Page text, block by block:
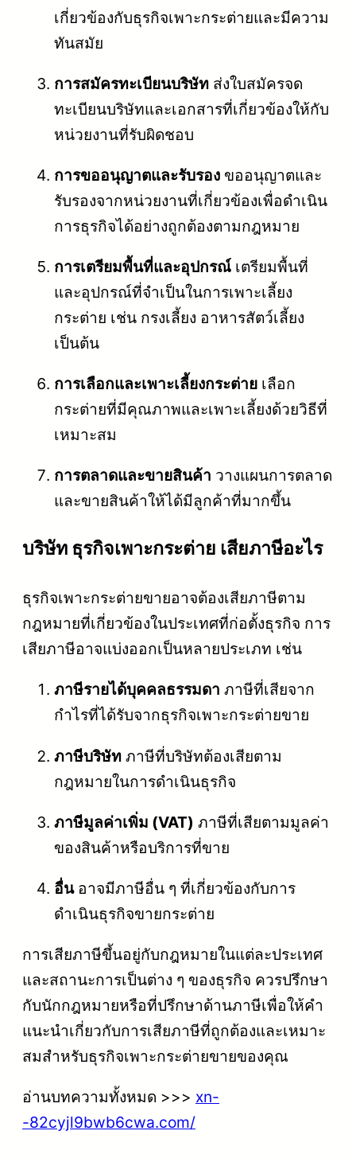
เกี่ยวข้องกับธุรกิจเพาะกระต่ายและมีความ
ทันสมัย
การสมัครทะเบียนบริษัท ส่งใบสมัครจด
ทะเบียนบริษัทและเอกสารที่เกี่ยวข้องให้กับ
หน่วยงานที่รับผิดชอบ
การขออนุญาตและรับรอง ขออนุญาตและ
รับรองจากหน่วยงานที่เกี่ยวข้องเพื่อดำเนิน
การธุรกิจได้อย่างถูกต้องตามกฎหมาย
การเตรียมพื้นที่และอุปกรณ์ เตรียมพื้นที่
และอุปกรณ์ที่จำเป็นในการเพาะเลี้ยง
กระต่าย เช่น กรงเลี้ยง อาหารสัตว์เลี้ยง
เป็นต้น
การเลือกและเพาะเลี้ยงกระต่าย เลือก
กระต่ายที่มีคุณภาพและเพาะเลี้ยงด้วยวิธีที่
เหมาะสม
การตลาดและขายสินค้า วางแผนการตลาด
และขายสินค้าให้ได้มีลูกค้าที่มากขึ้น
บริษัท ธุรกิจเพาะกระต่าย เสียภาษีอะไร
ธุรกิจเพาะกระต่ายขายอาจต้องเสียภาษีตาม
กฎหมายที่เกี่ยวข้องในประเทศที่ก่อตั้งธุรกิจ การ
เสียภาษีอาจแบ่งออกเป็นหลายประเภท เช่น
ภาษีรายได้บุคคลธรรมดา ภาษีที่เสียจาก
กำไรที่ได้รับจากธุรกิจเพาะกระต่ายขาย
ภาษีบริษัท ภาษีที่บริษัทต้องเสียตาม
กฎหมายในการดำเนินธุรกิจ
ภาษีมูลค่าเพิ่ม (VAT) ภาษีที่เสียตามมูลค่า
ของสินค้าหรือบริการที่ขาย
อื่นอาจมีภาษีอื่น ๆ ที่เกี่ยวข้องกับการ
ดำเนินธุรกิจขายกระต่าย
การเสียภาษีขึ้นอยู่กับกฎหมายในแต่ละประเทศ
และสถานะการเป็นต่าง ๆ ของธุรกิจ ควรปรึกษา
กับนักกฎหมายหรือที่ปรึกษาด้านภาษีเพื่อให้คำ
แนะนำเกี่ยวกับการเสียภาษีที่ถูกต้องและเหมาะ
สมสำหรับธุรกิจเพาะกระต่ายขายของคุณ
อ่านบทความทั้งหมด >>> xn-
-82cyjl9bwb6cwa.com/